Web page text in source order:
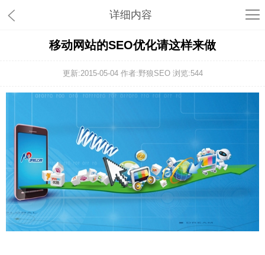
详细内容
移动网站的SEO优化请这样来做
更新:2015-05-04 作者:野狼SEO 浏览:544